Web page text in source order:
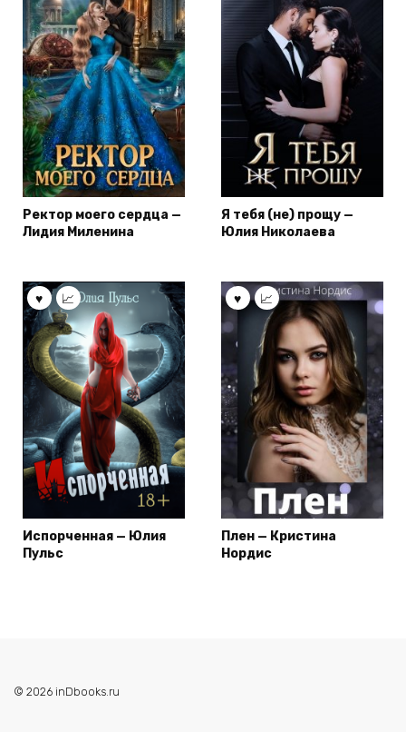
Ректор моего сердца —
Лидия Миленина
Я тебя (не) прощу —
Юлия Николаева
Испорченная — Юлия
Пульс
Плен — Кристина
Нордис
© 2026 inDbooks.ru